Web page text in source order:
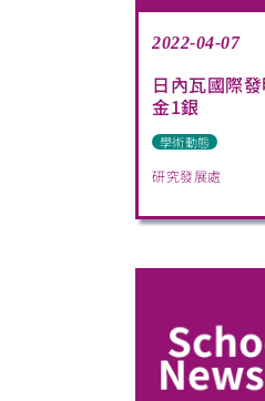
2022-04-07
日內瓦國際
金1銀
學術動態
研究發展處